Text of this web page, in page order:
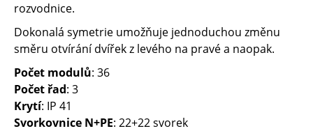
rozvodnice.
Dokonalá symetrie umožňuje jednoduchou změnu
směru otvírání dvířek z levého na pravé a naopak.
Počet modulů: 36
Počet řad: 3
Krytí: IP 41
Svorkovnice N+PE: 22+22 svorek